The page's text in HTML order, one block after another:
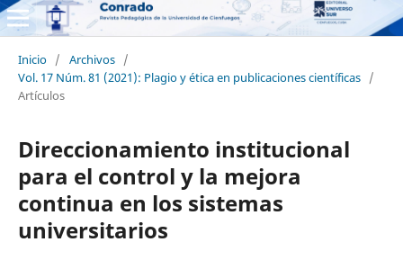
Inicio / Archivos /
Vol. 17 Núm. 81 (2021): Plagio y ética en publicaciones científicas /
Artículos
Direccionamiento institucional
para el control y la mejora
continua en los sistemas
universitarios